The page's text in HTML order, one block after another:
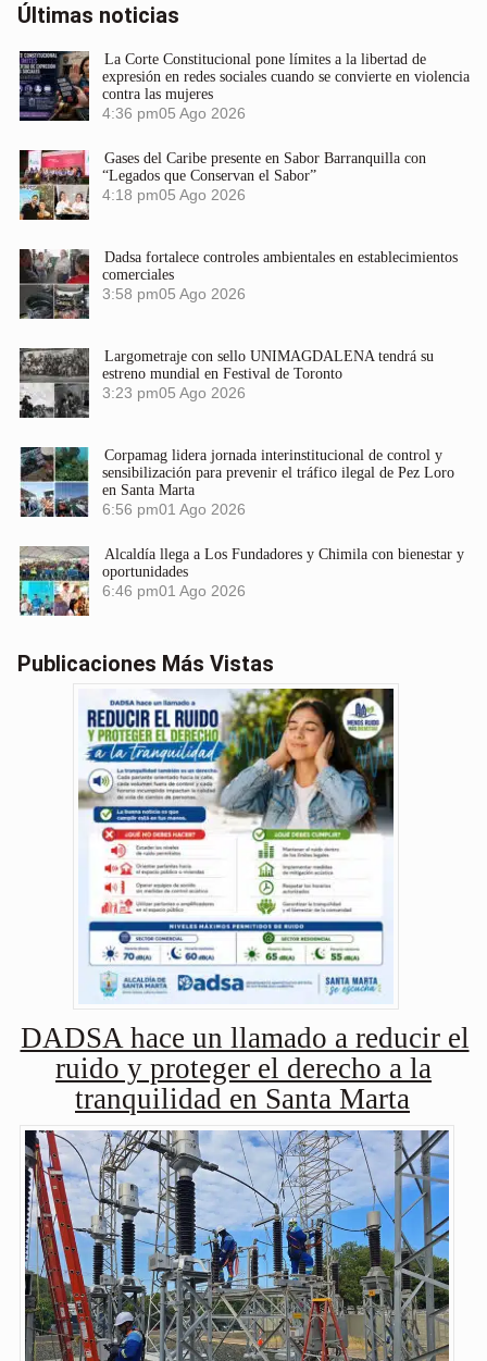
Últimas noticias
La Corte Constitucional pone límites a la libertad de
expresión en redes sociales cuando se convierte en violencia
contra las mujeres
4:36 pm05 Ago 2026
Gases del Caribe presente en Sabor Barranquilla con
“Legados que Conservan el Sabor”
4:18 pm05 Ago 2026
Dadsa fortalece controles ambientales en establecimientos
comerciales
3:58 pm05 Ago 2026
Largometraje con sello UNIMAGDALENA tendrá su
estreno mundial en Festival de Toronto
3:23 pm05 Ago 2026
Corpamag lidera jornada interinstitucional de control y
sensibilización para prevenir el tráfico ilegal de Pez Loro
en Santa Marta
6:56 pm01 Ago 2026
Alcaldía llega a Los Fundadores y Chimila con bienestar y
oportunidades
6:46 pm01 Ago 2026
Publicaciones Más Vistas
DADSA hace un llamado a reducir el
ruido y proteger el derecho a la
tranquilidad en Santa Marta